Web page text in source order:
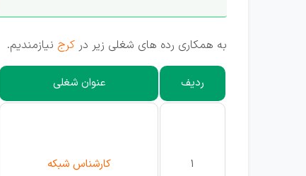
به همکاری رده های شغلی زیر در کرج نیازمندیم.
ردیف عنوان شغلی
1 کارشناس شبکه